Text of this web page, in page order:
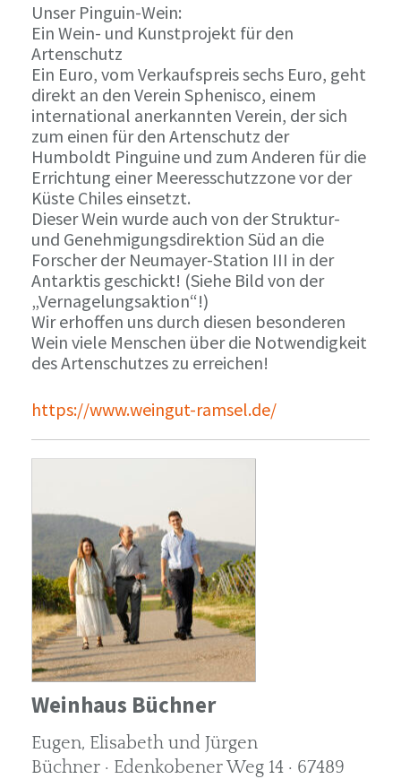
Unser Pinguin-Wein:
Ein Wein- und Kunstprojekt für den
Artenschutz
Ein Euro, vom Verkaufspreis sechs Euro, geht
direkt an den Verein Sphenisco, einem
international anerkannten Verein, der sich
zum einen für den Artenschutz der
Humboldt Pinguine und zum Anderen für die
Errichtung einer Meeresschutzzone vor der
Küste Chiles einsetzt.
Dieser Wein wurde auch von der Struktur-
und Genehmigungsdirektion Süd an die
Forscher der Neumayer-Station III in der
Antarktis geschickt! (Siehe Bild von der
„Vernagelungsaktion“!)
Wir erhoffen uns durch diesen besonderen
Wein viele Menschen über die Notwendigkeit
des Artenschutzes zu erreichen!
https://www.weingut-ramsel.de/
Weinhaus Büchner
Eugen, Elisabeth und Jürgen
Büchner · Edenkobener Weg 14 · 67489